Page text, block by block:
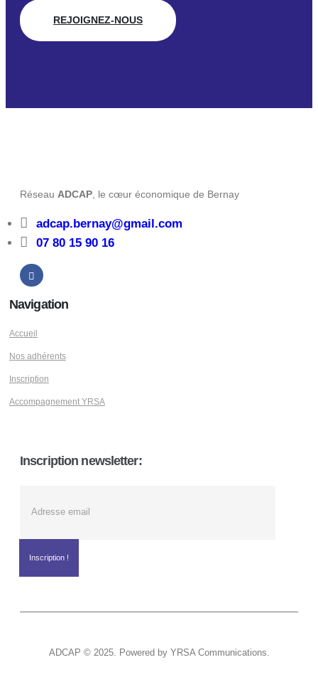
REJOIGNEZ-NOUS
Réseau ADCAP , le cœur économique de Bernay
adcap.bernay@gmail.com
07 80 15 90 16
Navigation
Accueil
Nos adhérents
Inscription
Accompagnement YRSA
Inscription newsletter:
ADCAP © 2025. Powered by YRSA Communications.